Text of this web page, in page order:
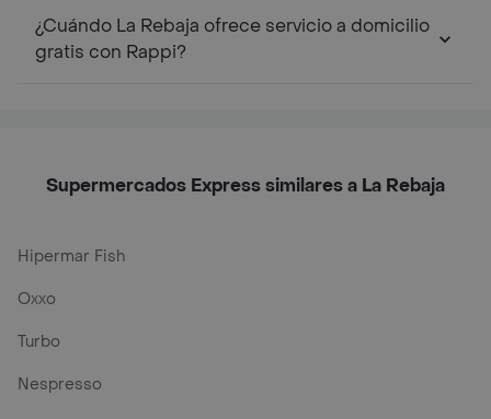
¿Cuándo La Rebaja ofrece servicio a domicilio
gratis con Rappi?
Supermercados Express similares a La Rebaja
Hipermar Fish
Oxxo
Turbo
Nespresso